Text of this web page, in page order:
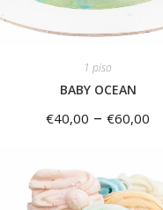
1 piso
BABY OCEAN
€40,00 – €60,00